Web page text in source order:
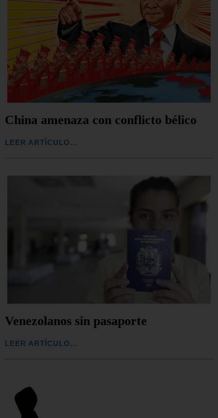
China amenaza con conflicto bélico
LEER ARTÍCULO...
Venezolanos sin pasaporte
LEER ARTÍCULO...